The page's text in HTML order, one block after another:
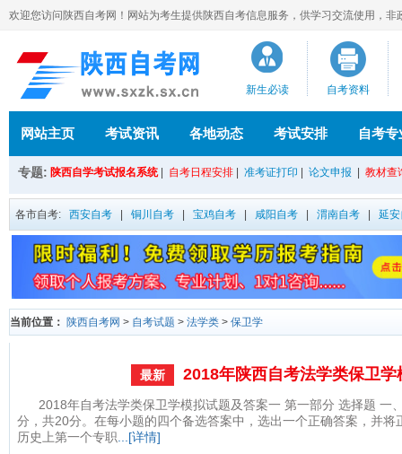
欢迎您访问陕西自考网！网站为考生提供陕西自考信息服务，供学习交流使用，
新生必读 自考资料
网站主页 考试资讯 各地动态 考试安排 自考专
专题: 陕西自学考试报名系统 自考日程安排 准考证打印 论文申报 教材查
各市自考: 西安自考 铜川自考 宝鸡自考 咸阳自考 渭南自考 延
当前位置： 陕西自考网 > 自考试题 > 法学类 > 保卫学
最新 2018年陕西自考法学类保卫
2018年自考法学类保卫学模拟试题及答案一 第一部分 选择题 一
分，共20分。在每小题的四个备选答案中，选出一个正确答案，并
历史上第一个专职 ...[详情]